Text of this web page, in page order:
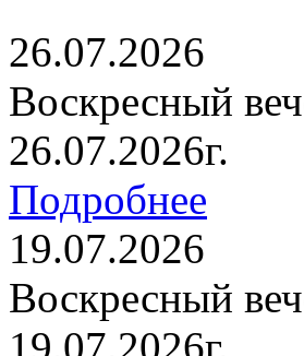
26.07.2026
Воскресный
26.07.2026г.
Подробнее
19.07.2026
Воскресный
19.07.2026г.